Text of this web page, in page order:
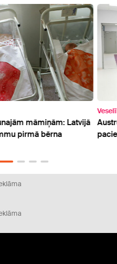
māmiņām: Latvijā
pirmā bērna